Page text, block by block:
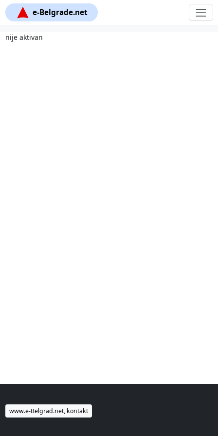
e-Belgrade.net
nije aktivan
www.e-Belgrad.net, kontakt